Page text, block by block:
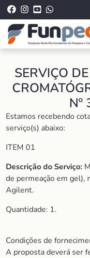
SERVIÇO
Nº
Estamos recebendo
serviço(s) abaixo:
ITEM 01
Descrição do Serviço:
de permeação em gel),
Agilent.
Quantidade: 1.
Condições de
A proposta deverá ser